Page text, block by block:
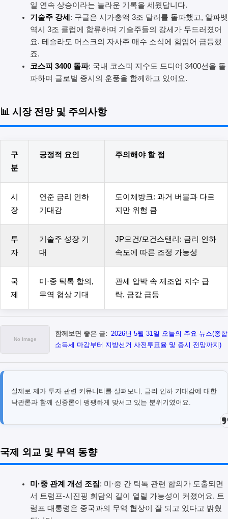
일 연속 상승이라는 놀라운 기록을 세웠답니다.
기술주 강세: 구글은 시가총액 3조 달러를 돌파했고, 알파벳
역시 3조 클럽에 합류하며 기술주들의 강세가 두드러졌어
요. 테슬라도 머스크의 자사주 매수 소식에 힘입어 급등했
죠.
코스피 3400 돌파: 국내 코스피 지수도 드디어 3400선을 돌
파하며 글로벌 증시의 훈풍을 함께하고 있어요.
📊 시장 전망 및 주의사항
구
분
긍정적 요인 주의해야 할 점
시
장
연준 금리 인하
기대감
도이체방크: 과거 버블과 다르
지만 위험 큼
투
자
기술주 성장 기
대
JP모건/모건스탠리: 금리 인하
속도에 따른 조정 가능성
국
제
미·중 틱톡 합의,
무역 협상 기대
관세 압박 속 제조업 지수 급
락, 금값 급등
함께보면 좋은 글: 2026년 5월 31일 오늘의 주요 뉴스(종합
소득세 마감부터 지방선거 사전투표율 및 증시 전망까지)
실제로 제가 투자 관련 커뮤니티를 살펴보니, 금리 인하 기대감에 대한
낙관론과 함께 신중론이 팽팽하게 맞서고 있는 분위기였어요.
국제 외교 및 무역 동향
미·중 관계 개선 조짐: 미·중 간 틱톡 관련 합의가 도출되면
서 트럼프-시진핑 회담의 길이 열릴 가능성이 커졌어요. 트
럼프 대통령은 중국과의 무역 협상이 잘 되고 있다고 밝혔